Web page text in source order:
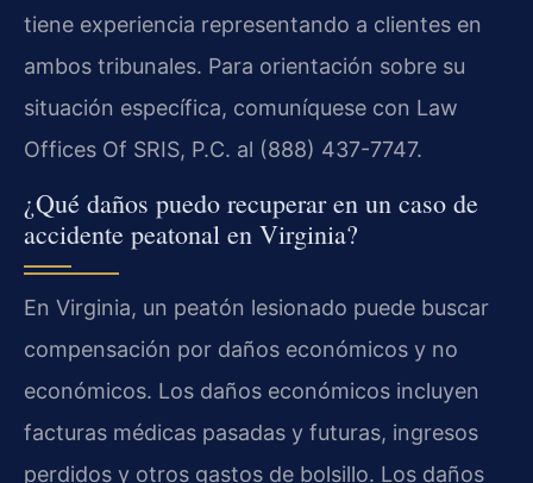
tiene experiencia representando a clientes en
ambos tribunales. Para orientación sobre su
situación específica, comuníquese con Law
Offices Of SRIS, P.C. al (888) 437-7747.
¿Qué daños puedo recuperar en un caso de
accidente peatonal en Virginia?
En Virginia, un peatón lesionado puede buscar
compensación por daños económicos y no
económicos. Los daños económicos incluyen
facturas médicas pasadas y futuras, ingresos
perdidos y otros gastos de bolsillo. Los daños